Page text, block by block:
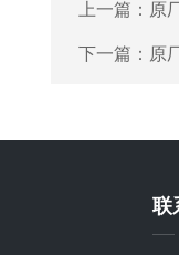
上一篇： 原
下一篇： 原
联